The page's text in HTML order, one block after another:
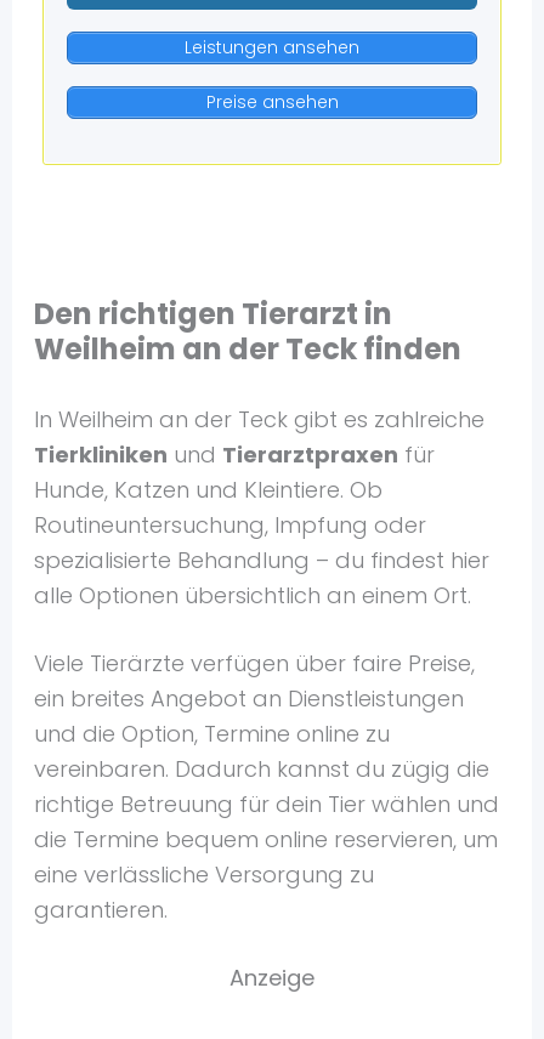
Leistungen ansehen
Preise ansehen
Den richtigen Tierarzt in
Weilheim an der Teck finden
In Weilheim an der Teck gibt es zahlreiche
Tierkliniken und Tierarztpraxen für
Hunde, Katzen und Kleintiere. Ob
Routineuntersuchung, Impfung oder
spezialisierte Behandlung – du findest hier
alle Optionen übersichtlich an einem Ort.
Viele Tierärzte verfügen über faire Preise,
ein breites Angebot an Dienstleistungen
und die Option, Termine online zu
vereinbaren. Dadurch kannst du zügig die
richtige Betreuung für dein Tier wählen und
die Termine bequem online reservieren, um
eine verlässliche Versorgung zu
garantieren.
Anzeige